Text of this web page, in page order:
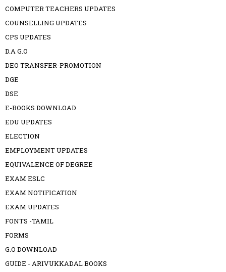
COMPUTER TEACHERS UPDATES
COUNSELLING UPDATES
CPS UPDATES
D.A G.O
DEO TRANSFER-PROMOTION
DGE
DSE
E-BOOKS DOWNLOAD
EDU UPDATES
ELECTION
EMPLOYMENT UPDATES
EQUIVALENCE OF DEGREE
EXAM ESLC
EXAM NOTIFICATION
EXAM UPDATES
FONTS -TAMIL
FORMS
G.O DOWNLOAD
GUIDE - ARIVUKKADAL BOOKS